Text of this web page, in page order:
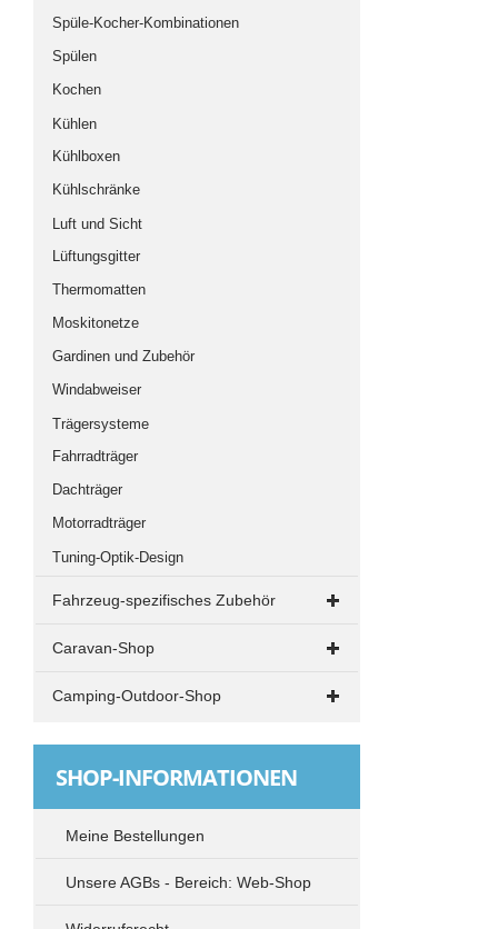
Spüle-Kocher-Kombinationen
Spülen
Kochen
Kühlen
Kühlboxen
Kühlschränke
Luft und Sicht
Lüftungsgitter
Thermomatten
Moskitonetze
Gardinen und Zubehör
Windabweiser
Trägersysteme
Fahrradträger
Dachträger
Motorradträger
Tuning-Optik-Design
Fahrzeug-spezifisches Zubehör
VW T4
Elektrik
Drehkonsolen
Standheizung
Caravan-Shop
Grillen und Kochen
TV-Radio-SAT
Camping-Outdoor-Shop
Tische
SHOP-INFORMATIONEN
Meine Bestellungen
Unsere AGBs - Bereich: Web-Shop